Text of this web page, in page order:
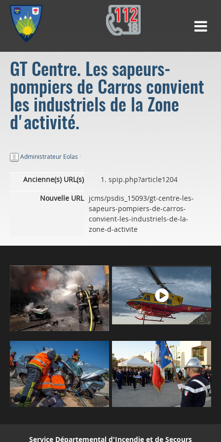
GT Centre. Les sapeurs-
pompiers de Carros convient
les industriels de la Zone
d'activité.
Administrateur Eolas ·
Ancienne(s) URL(s)
spip.php?article1204
Nouvelle URL jcms/psdis_15093/gt-centre-les-
sapeurs-pompiers-de-carros-
convient-les-industriels-de-la-
zone-d-activite
Service Départemental d'Incendie et de Secours